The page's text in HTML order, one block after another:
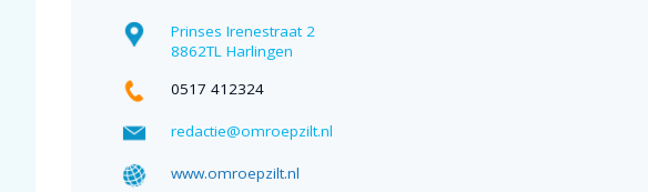
Prinses Irenestraat 2
8862TL Harlingen
0517 412324
redactie@omroepzilt.nl
www.omroepzilt.nl